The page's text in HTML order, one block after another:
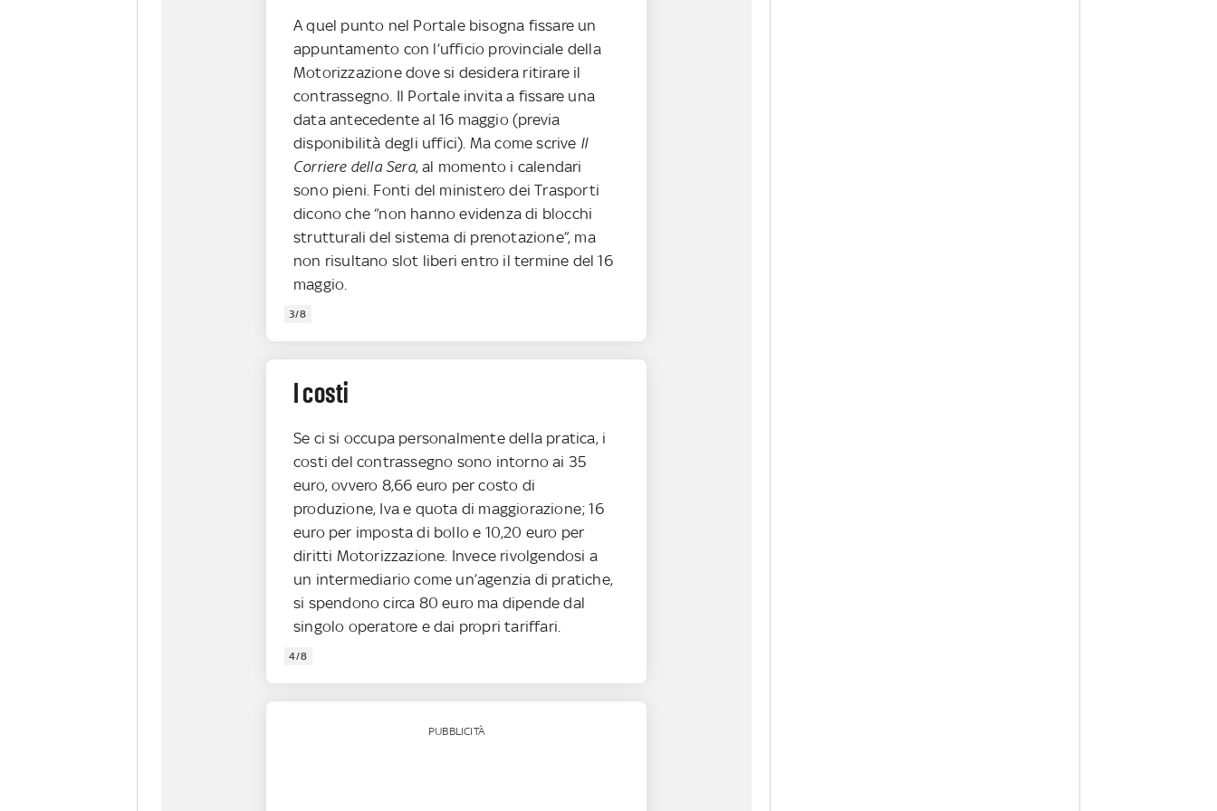
A quel punto nel Portale bisogna fissare un
appuntamento con l’ufficio provinciale della
Motorizzazione dove si desidera ritirare il
contrassegno. Il Portale invita a fissare una
data antecedente al 16 maggio (previa
disponibilità degli uffici). Ma come scrive Il
Corriere della Sera, al momento i calendari
sono pieni. Fonti del ministero dei Trasporti
dicono che “non hanno evidenza di blocchi
strutturali del sistema di prenotazione”, ma
non risultano slot liberi entro il termine del 16
maggio.
3/8
I costi
Se ci si occupa personalmente della pratica, i
costi del contrassegno sono intorno ai 35
euro, ovvero 8,66 euro per costo di
produzione, Iva e quota di maggiorazione; 16
euro per imposta di bollo e 10,20 euro per
diritti Motorizzazione. Invece rivolgendosi a
un intermediario come un’agenzia di pratiche,
si spendono circa 80 euro ma dipende dal
singolo operatore e dai propri tariffari.
4/8
PUBBLICITÀ